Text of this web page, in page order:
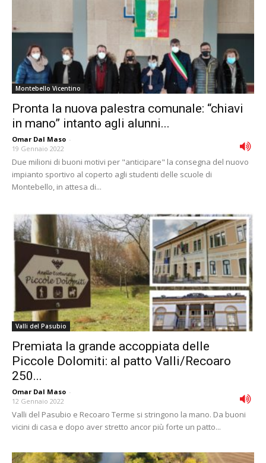
Montebello Vicentino
Pronta la nuova palestra comunale: “chiavi
in mano” intanto agli alunni...
Omar Dal Maso -
19 Gennaio 2022
Due milioni di buoni motivi per "anticipare" la consegna del nuovo
impianto sportivo al coperto agli studenti delle scuole di
Montebello, in attesa di...
Valli del Pasubio
Premiata la grande accoppiata delle
Piccole Dolomiti: al patto Valli/Recoaro
250...
Omar Dal Maso -
12 Gennaio 2022
Valli del Pasubio e Recoaro Terme si stringono la mano. Da buoni
vicini di casa e dopo aver stretto ancor più forte un patto...